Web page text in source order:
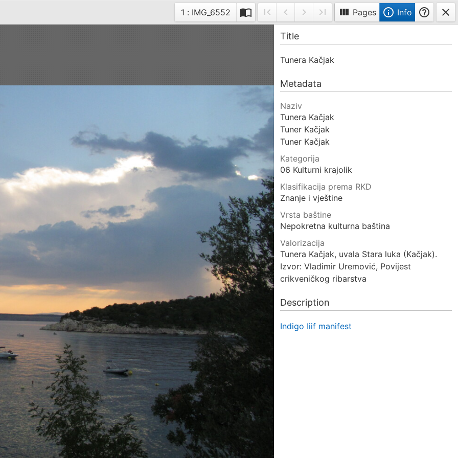
Current
page
1 : IMG_6552 import_contacts
Toggle
first_page
First
page
navigate_before
Previous
page
navigate_next
Next
last_page
Last
view_module Pages info_outline Info help_outline close
Info
Title
Tunera Kačjak
Metadata
Naziv
Tunera Kačjak
Tuner Kačjak
Tuner Kačjak
Kategorija
06 Kulturni krajolik
Klasifikacija prema RKD
Znanje i vještine
Vrsta baštine
Nepokretna kulturna baština
Valorizacija
Tunera Kačjak, uvala Stara luka (Kačjak).
Izvor: Vladimir Uremović, Povijest
crikveničkog ribarstva
Description
Indigo Iiif manifest